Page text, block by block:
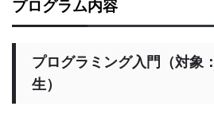
プログラム内容
プログラミング入門（対象
生）